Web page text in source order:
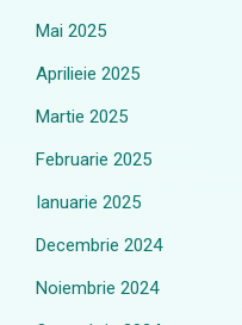
Mai 2025
Aprilieie 2025
Martie 2025
Februarie 2025
Ianuarie 2025
Decembrie 2024
Noiembrie 2024